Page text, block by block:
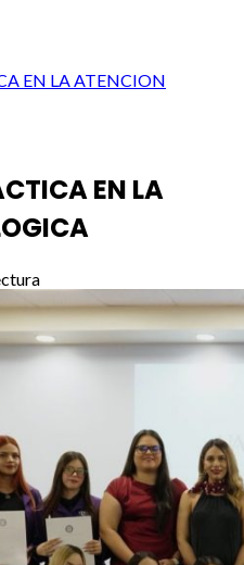
EN LA ATENCION
EN LA